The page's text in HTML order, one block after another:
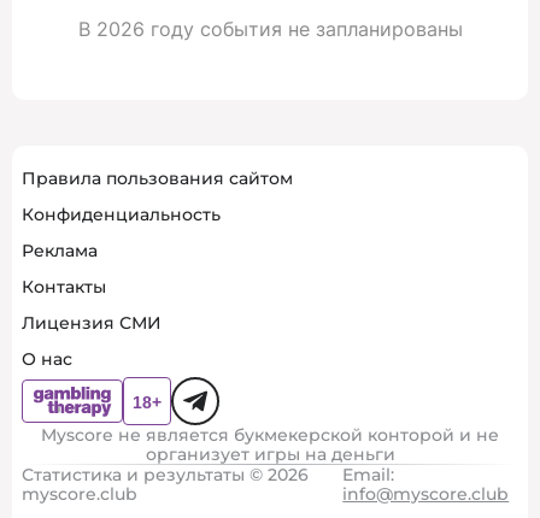
В 2026 году события не запланированы
Правила пользования сайтом
Конфиденциальность
Реклама
Контакты
Лицензия СМИ
О нас
Myscore не является букмекерской конторой и не
организует игры на деньги
Статистика и результаты © 2026
myscore.club
Email:
info@myscore.club